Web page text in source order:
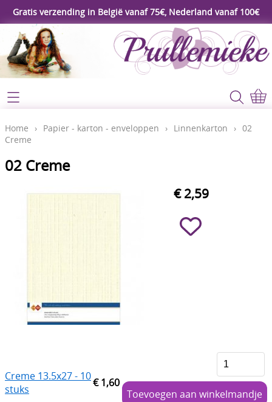
Gratis verzending in België vanaf 75€, Nederland vanaf 100€
Webshop
Koopjeshoek
Workshop
Gereedschap
Verf en Co°
Haken - Vilt
Home
Contact
Home › Papier - karton - enveloppen › Linnenkarton › 02
Creme
02 Creme
€ 2,59
Creme 13.5x27 - 10
stuks
€ 1,60
Toevoegen aan winkelmandje